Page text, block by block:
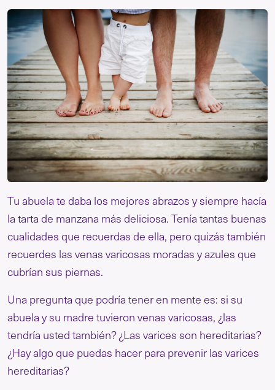
Tu abuela te daba los mejores abrazos y siempre hacía
la tarta de manzana más deliciosa. Tenía tantas buenas
cualidades que recuerdas de ella, pero quizás también
recuerdes las venas varicosas moradas y azules que
cubrían sus piernas.
Una pregunta que podría tener en mente es: si su
abuela y su madre tuvieron venas varicosas, ¿las
tendría usted también? ¿Las varices son hereditarias?
¿Hay algo que puedas hacer para prevenir las varices
hereditarias?